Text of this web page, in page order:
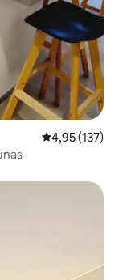
4,95 de uma
4,95 (137)